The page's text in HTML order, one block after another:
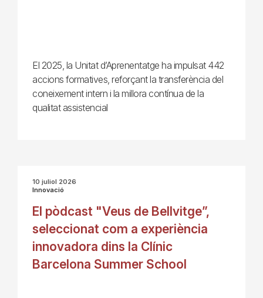
El 2025, la Unitat d’Aprenentatge ha impulsat 442
accions formatives, reforçant la transferència del
coneixement intern i la millora contínua de la
qualitat assistencial
10 juliol 2026
Innovació
El pòdcast "Veus de Bellvitge”,
seleccionat com a experiència
innovadora dins la Clínic
Barcelona Summer School